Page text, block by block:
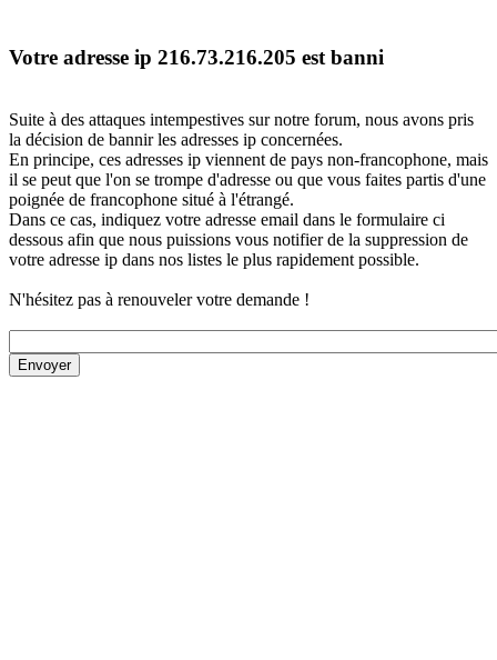
Votre adresse ip 216.73.216.205 est banni
Suite à des attaques intempestives sur notre forum, nous avons pris
la décision de bannir les adresses ip concernées.
En principe, ces adresses ip viennent de pays non-francophone, mais
il se peut que l'on se trompe d'adresse ou que vous faites partis d'une
poignée de francophone situé à l'étrangé.
Dans ce cas, indiquez votre adresse email dans le formulaire ci
dessous afin que nous puissions vous notifier de la suppression de
votre adresse ip dans nos listes le plus rapidement possible.
N'hésitez pas à renouveler votre demande !